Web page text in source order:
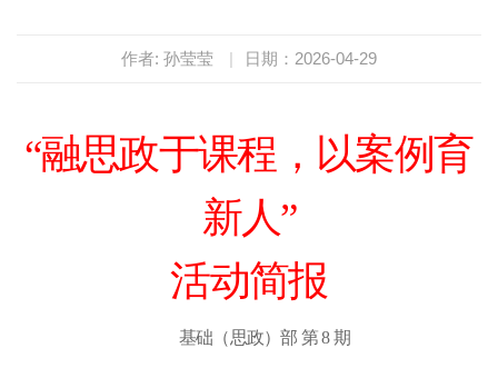
作者: 孙莹莹 | 日期：2026-04-29
“融思政于课程，以案例育
新人”
活动简报
基础（思政）部 第8期